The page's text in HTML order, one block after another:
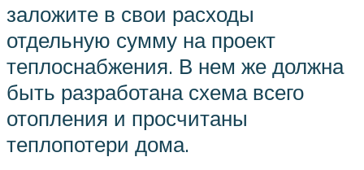
заложите в свои расходы
отдельную сумму на проект
теплоснабжения. В нем же должна
быть разработана схема всего
отопления и просчитаны
теплопотери дома.